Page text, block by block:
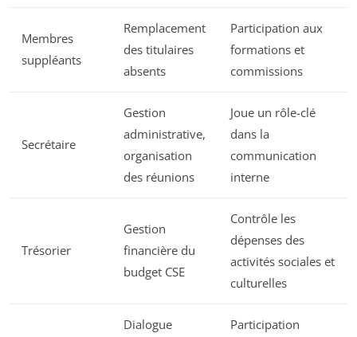
Membres
suppléants
Remplacement
des titulaires
absents
Participation aux
formations et
commissions
Secrétaire
Gestion
administrative,
organisation
des réunions
Joue un rôle-clé
dans la
communication
interne
Trésorier
Gestion
financière du
budget CSE
Contrôle les
dépenses des
activités sociales et
culturelles
Dialogue
Participation